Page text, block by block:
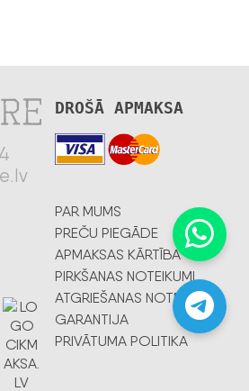
DROŠĀ APMAKSA
PAR MUMS
PREČU PIEGĀDE
APMAKSAS KĀRTĪBA
PIRKŠANAS NOTEIKUMI
ATGRIEŠANAS NOTEIKUMI
GARANTIJA
PRIVĀTUMA POLITIKA